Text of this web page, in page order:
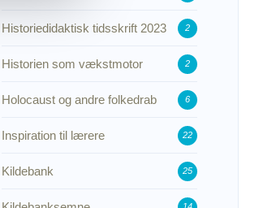
Historiedidaktisk tidsskrift 2023 2
Historien som vækstmotor 2
Holocaust og andre folkedrab 6
Inspiration til lærere 22
Kildebank 25